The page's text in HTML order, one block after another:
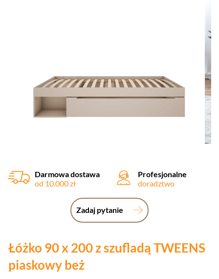
Darmowa dostawa
od 10.000 zł
Profesjonalne
doradztwo
Zadaj pytanie
Łóżko 90 x 200 z szufladą TWEENS
piaskowy beż